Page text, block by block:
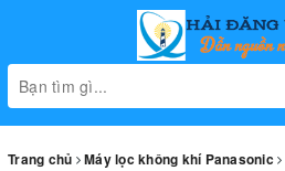
Trang chủ Máy lọc không khí Panasonic